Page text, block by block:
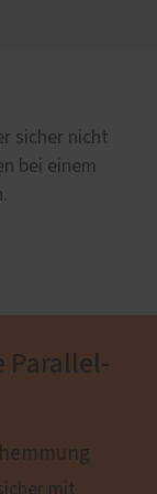
sicher nicht
bei einem
Parallel-
mit